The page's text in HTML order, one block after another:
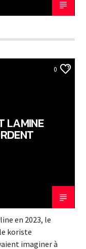
0
LAMINE
en 2023, le
koriste
imaginer à